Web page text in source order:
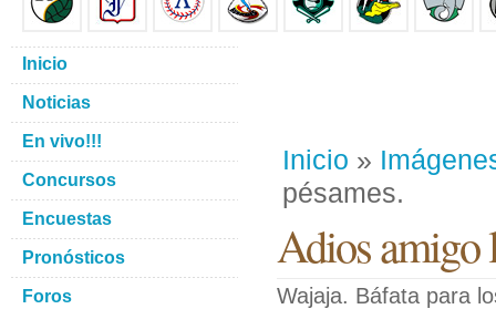
Inicio »
pésames.
Adios amigo
Wajaja. Báfata para
Inicio
Noticias
En vivo!!!
Concursos
Encuestas
Pronósticos
Foros